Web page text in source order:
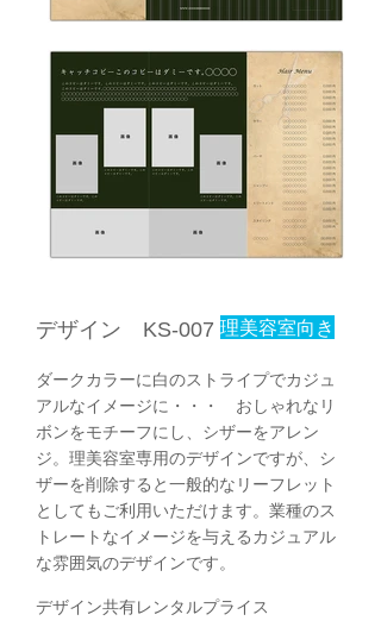
理美容室向き
デザイン KS-007
ダークカラーに白のストライプでカジュ
アルなイメージに・・・ おしゃれなリ
ボンをモチーフにし、シザーをアレン
ジ。理美容室専用のデザインですが、シ
ザーを削除すると一般的なリーフレット
としてもご利用いただけます。業種のス
トレートなイメージを与えるカジュアル
な雰囲気のデザインです。
デザイン共有レンタルプライス